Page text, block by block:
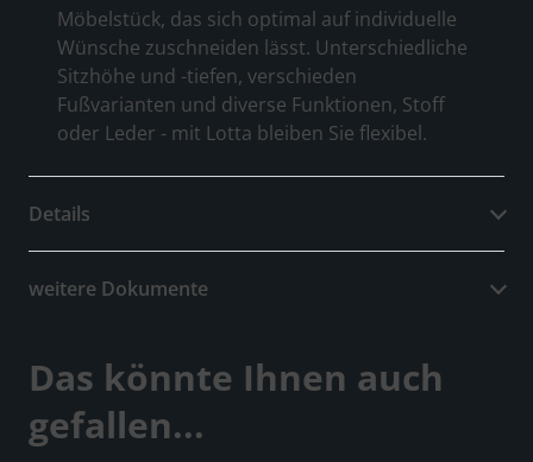
Möbelstück, das sich optimal auf individuelle
Wünsche zuschneiden lässt. Unterschiedliche
Sitzhöhe und -tiefen, verschieden
Fußvarianten und diverse Funktionen, Stoff
oder Leder - mit Lotta bleiben Sie flexibel.
Details
weitere Dokumente
Das könnte Ihnen auch
gefallen...